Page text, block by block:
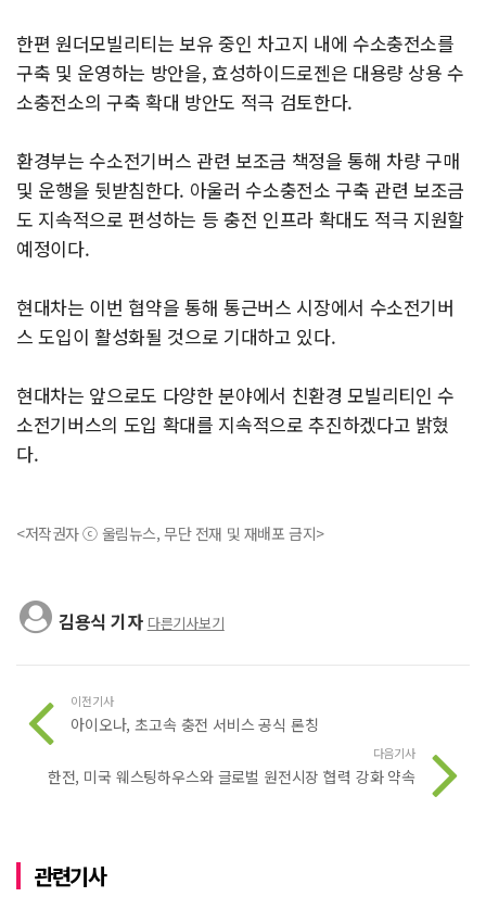
한편 원더모빌리티는 보유 중인 차고지 내에 수소충전소를
구축 및 운영하는 방안을, 효성하이드로젠은 대용량 상용 수
소충전소의 구축 확대 방안도 적극 검토한다.
환경부는 수소전기버스 관련 보조금 책정을 통해 차량 구매
및 운행을 뒷받침한다. 아울러 수소충전소 구축 관련 보조금
도 지속적으로 편성하는 등 충전 인프라 확대도 적극 지원할
예정이다.
현대차는 이번 협약을 통해 통근버스 시장에서 수소전기버
스 도입이 활성화될 것으로 기대하고 있다.
현대차는 앞으로도 다양한 분야에서 친환경 모빌리티인 수
소전기버스의 도입 확대를 지속적으로 추진하겠다고 밝혔
다.
<저작권자 ⓒ 울림뉴스, 무단 전재 및 재배포 금지>
김용식 기자 다른기사보기
이전기사
아이오나, 초고속 충전 서비스 공식 론칭
다음기사
한전, 미국 웨스팅하우스와 글로벌 원전시장 협력 강화 약속
관련기사